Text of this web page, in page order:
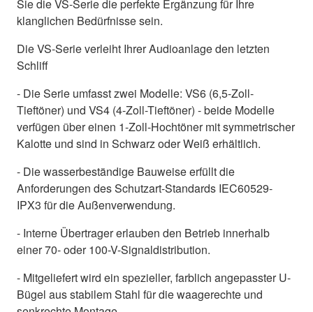
Sie die VS-Serie die perfekte Ergänzung für Ihre
klanglichen Bedürfnisse sein.
Die VS-Serie verleiht Ihrer Audioanlage den letzten
Schliff
- Die Serie umfasst zwei Modelle: VS6 (6,5-Zoll-
Tieftöner) und VS4 (4-Zoll-Tieftöner) - beide Modelle
verfügen über einen 1-Zoll-Hochtöner mit symmetrischer
Kalotte und sind in Schwarz oder Weiß erhältlich.
- Die wasserbeständige Bauweise erfüllt die
Anforderungen des Schutzart-Standards IEC60529-
IPX3 für die Außenverwendung.
- Interne Übertrager erlauben den Betrieb innerhalb
einer 70- oder 100-V-Signaldistribution.
- Mitgeliefert wird ein spezieller, farblich angepasster U-
Bügel aus stabilem Stahl für die waagerechte und